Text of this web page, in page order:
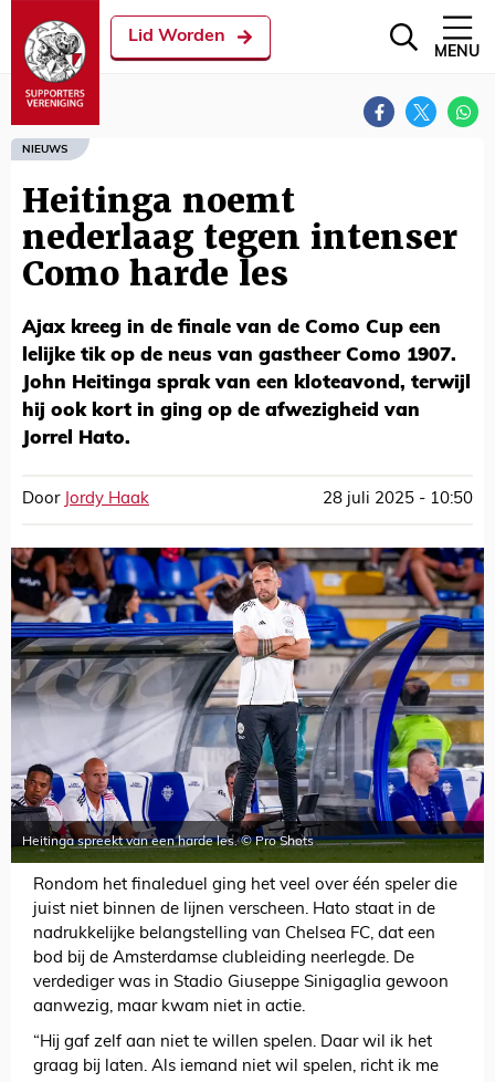
Lid Worden
MENU
NIEUWS
Heitinga noemt
nederlaag tegen intenser
Como harde les
Ajax kreeg in de finale van de Como Cup een
lelijke tik op de neus van gastheer Como 1907.
John Heitinga sprak van een kloteavond, terwijl
hij ook kort in ging op de afwezigheid van
Jorrel Hato.
Door Jordy Haak 28 juli 2025 - 10:50
Heitinga spreekt van een harde les. © Pro Shots
Rondom het finaleduel ging het veel over één speler die
juist niet binnen de lijnen verscheen. Hato staat in de
nadrukkelijke belangstelling van Chelsea FC, dat een
bod bij de Amsterdamse clubleiding neerlegde. De
verdediger was in Stadio Giuseppe Sinigaglia gewoon
aanwezig, maar kwam niet in actie.
“Hij gaf zelf aan niet te willen spelen. Daar wil ik het
graag bij laten. Als iemand niet wil spelen, richt ik me